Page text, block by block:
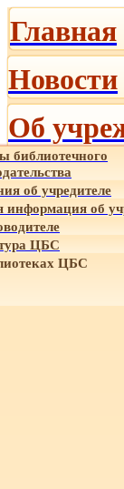
Главная
Новости
Об
библиотечного
об учредителе
об
ЦБС
ЦБС